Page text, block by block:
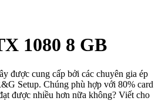
1080 8 GB
được cung cấp bởi các chuyên gia ép
Setup. Chúng phù hợp với 80% card
được nhiều hơn nữa không? Viết cho